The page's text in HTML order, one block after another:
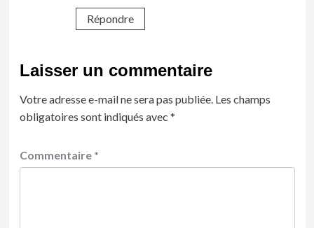
Répondre
Laisser un commentaire
Votre adresse e-mail ne sera pas publiée. Les champs
obligatoires sont indiqués avec *
Commentaire *